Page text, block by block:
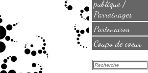
publique /
Parrainages
Partenaires
Coups de coeur